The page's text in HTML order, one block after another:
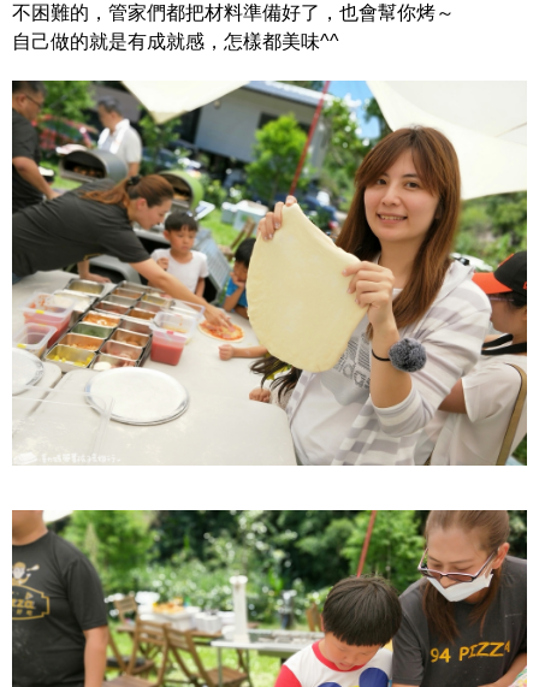
不困難的，管家們都把材料準備好了，也會幫你烤～
自己做的就是有成就感，怎樣都美味^^